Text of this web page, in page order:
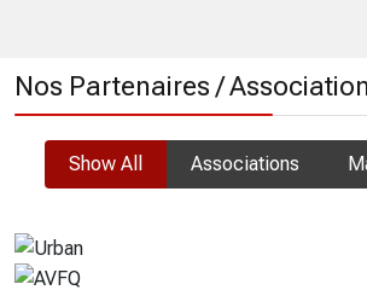
Nos Partenaires /
Show All Associations